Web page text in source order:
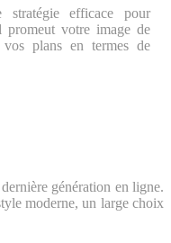
stratégie efficace pour
votre image de
plans en termes de
génération en ligne.
moderne, un large choix